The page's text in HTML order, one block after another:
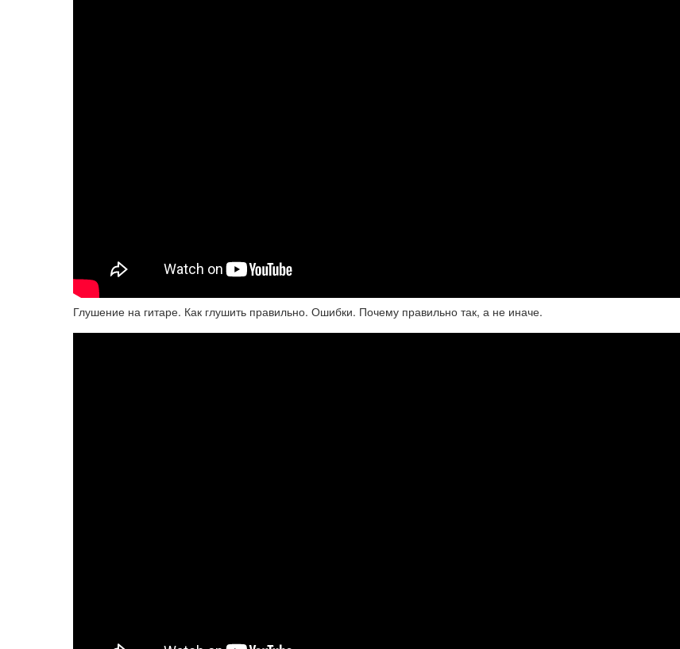
Глушение на гитаре. Как глушить правильно. Ошибки. Почему правильно так, а не иначе.